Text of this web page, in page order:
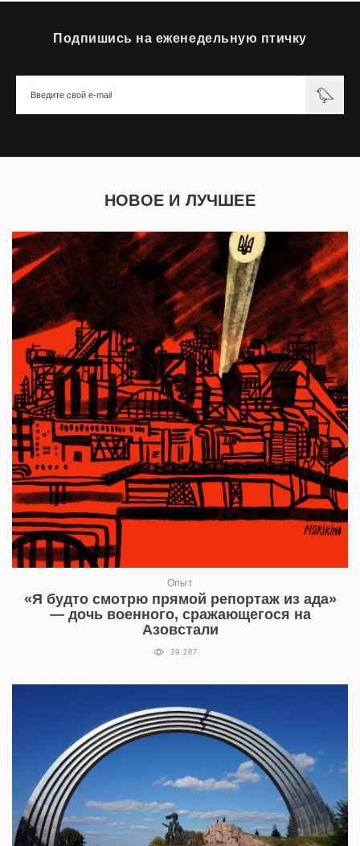
Подпишись на еженедельную птичку
НОВОЕ И ЛУЧШЕЕ
Опыт
«Я будто смотрю прямой репортаж из ада»
— дочь военного, сражающегося на
Азовстали
39 287